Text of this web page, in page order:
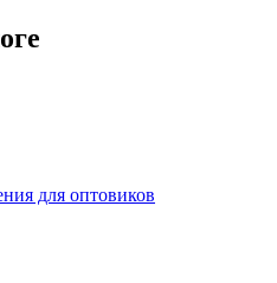
для оптовиков